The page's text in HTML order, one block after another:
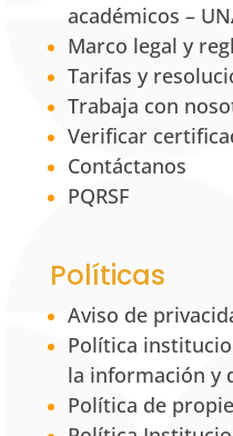
académicos –
Marco legal y
Tarifas y
Trabaja con
Verificar
Contáctanos
PQRSF
Políticas
Aviso de
Política
la información y
Política de